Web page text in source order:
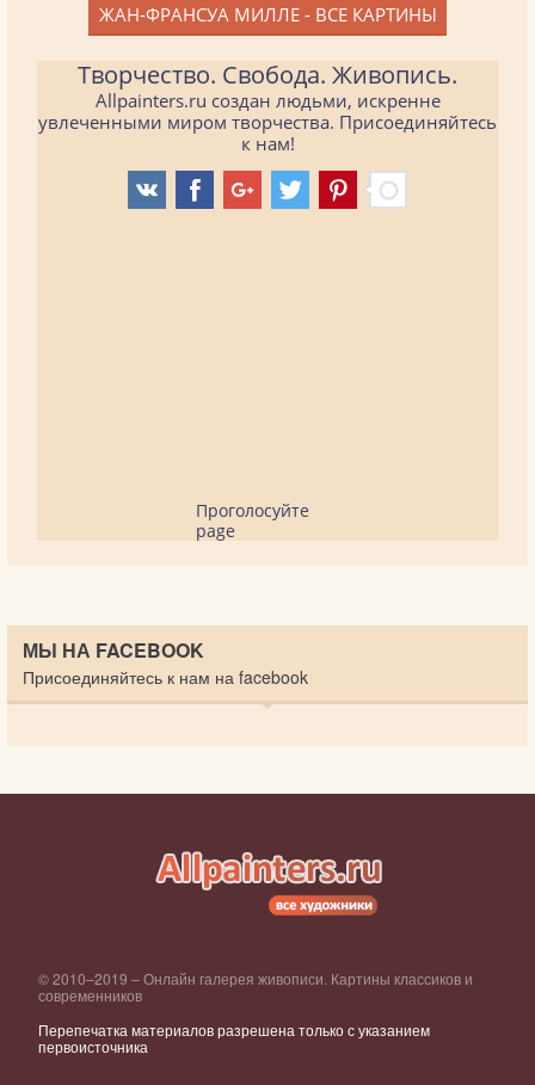
ЖАН-ФРАНСУА МИЛЛЕ - ВСЕ КАРТИНЫ
Творчество. Свобода. Живопись.
Allpainters.ru создан людьми, искренне
увлеченными миром творчества. Присоединяйтесь
к нам!
Проголосуйте
page
МЫ НА FACEBOOK
Присоединяйтесь к нам на facebook
© 2010–2019 – Онлайн галерея живописи. Картины классиков и
современников
Перепечатка материалов разрешена только с указанием
первоисточника